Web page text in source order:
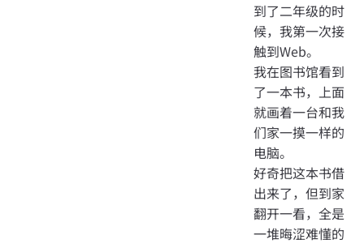
到了二年级的时
候，我第一次接
触到Web。
我在图书馆看到
了一本书，上面
就画着一台和我
们家一摸一样的
电脑。
好奇把这本书借
出来了，但到家
翻开一看，全是
一堆晦涩难懂的